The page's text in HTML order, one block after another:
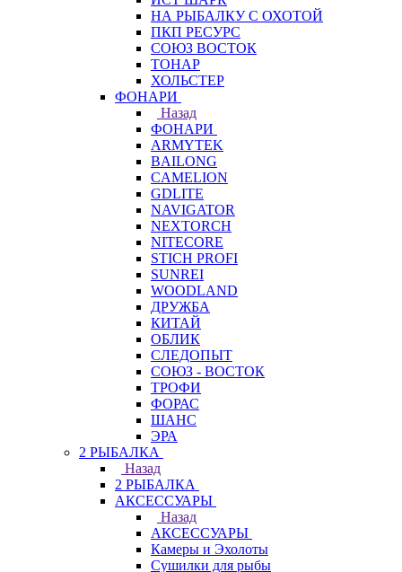
НА РЫБАЛКУ С ОХОТОЙ
ПКП РЕСУРС
СОЮЗ ВОСТОК
ТОНАР
ХОЛЬСТЕР
ФОНАРИ
Назад
ФОНАРИ
ARMYTEK
BAILONG
CAMELION
GDLITE
NAVIGATOR
NEXTORCH
NITECORE
STICH PROFI
SUNREI
WOODLAND
ДРУЖБА
КИТАЙ
ОБЛИК
СЛЕДОПЫТ
СОЮЗ - ВОСТОК
ТРОФИ
ФОРАС
ШАНС
ЭРА
2 РЫБАЛКА
Назад
2 РЫБАЛКА
АКСЕССУАРЫ
Назад
АКСЕССУАРЫ
Камеры и Эхолоты
Сушилки для рыбы